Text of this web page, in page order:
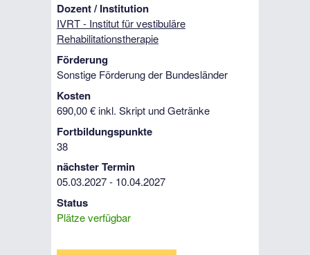
Dozent / Institution
IVRT - Institut für vestibuläre
Rehabilitationstherapie
Förderung
Sonstige Förderung der Bundesländer
Kosten
690,00 € inkl. Skript und Getränke
Fortbildungspunkte
38
nächster Termin
05.03.2027 - 10.04.2027
Status
Plätze verfügbar